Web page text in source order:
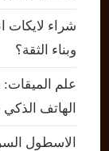
شراء لايكات
وبناء الثقة؟
علم
الهاتف
الاسطول